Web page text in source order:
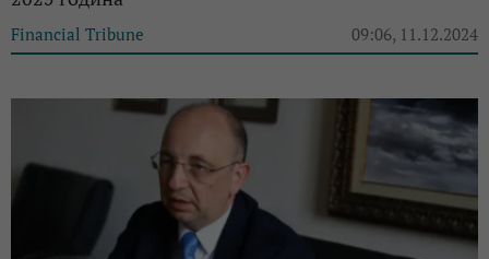
Financial Tribune 09:06, 11.12.2024